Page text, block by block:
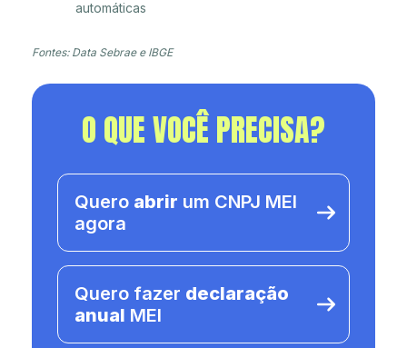
automáticas
Fontes: Data Sebrae e IBGE
O QUE VOCÊ PRECISA?
Quero abrir um CNPJ MEI
agora
Quero fazer declaração
anual MEI